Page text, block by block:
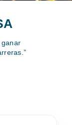
ganar